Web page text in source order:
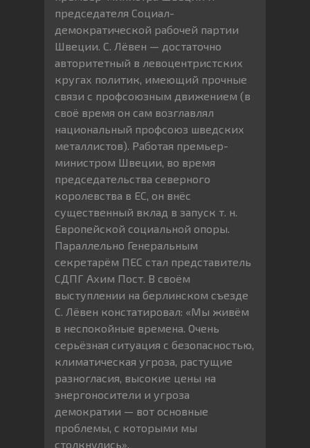
председателя Социал-
демократической рабочей партии
Швеции. С. Лёвен — достаточно
авторитетный в левоцентристских
кругах политик, имеющий прочные
связи с профсоюзным движением (в
своё время он сам возглавлял
национальный профсоюз шведских
металлистов). Работая премьер-
министром Швеции, во время
председательства северного
королевства в ЕС, он внёс
существенный вклад в запуск т. н.
Европейской социальной опоры.
Параллельно Генеральным
секретарём ПЕС стал представитель
СДПГ Ахим Пост. В своём
выступлении на берлинском съезде
С. Лёвен констатировал: «Мы живём
в неспокойные времена. Очень
серьёзная ситуация с безопасностью,
климатическая угроза, растущие
разногласия, высокие цены на
энергоносители и угроза
демократии — вот основные
проблемы, с которыми мы
столкнулись».